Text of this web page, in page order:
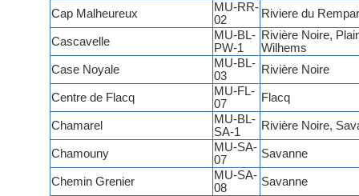
Cap Malheureux
MU-RR-
02
Riviere du
Cascavelle
MU-BL-
PW-1
Rivière Noire,
Wilhems
Case Noyale
MU-BL-
03
Rivière Noire
Centre de Flacq
MU-FL-
07
Flacq
Chamarel
MU-BL-
SA-1
Rivière Noire,
Chamouny
MU-SA-
07
Savanne
Chemin Grenier
MU-SA-
08
Savanne